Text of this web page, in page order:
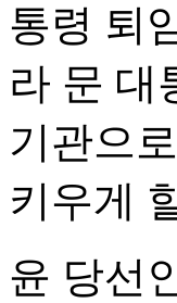
통령 퇴
라 문 대
기관으
키우게
윤 당선